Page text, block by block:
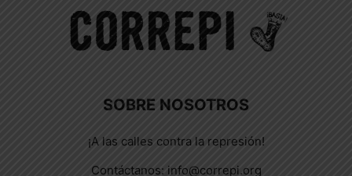
SOBRE NOSOTROS
¡A las calles contra la represión!
Contáctanos: info@correpi.org